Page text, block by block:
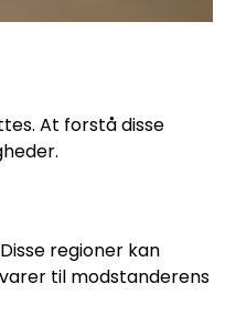
At forstå disse
regioner kan
til modstanderens